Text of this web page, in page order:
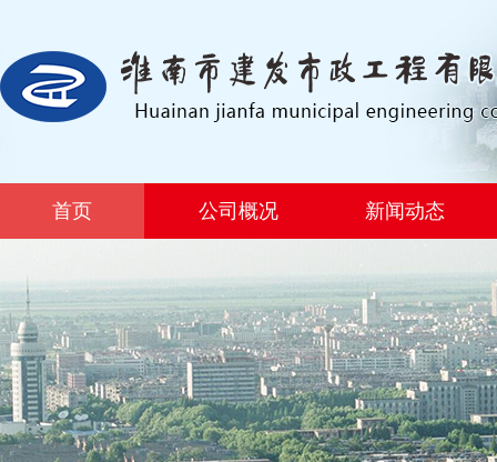
首页 公司概况 新闻动态